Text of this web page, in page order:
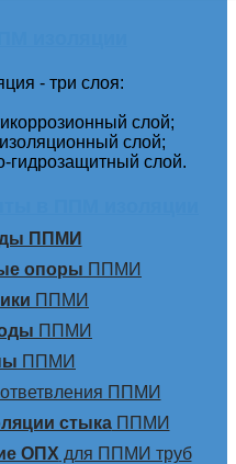
- три слоя:
слой;
слой;
гидрозащитный слой.
ППМИ
опоры ППМИ
ППМИ
ППМИ
ППМИ
ППМИ
стыкаППМИ
ОПХ для ППМИ труб